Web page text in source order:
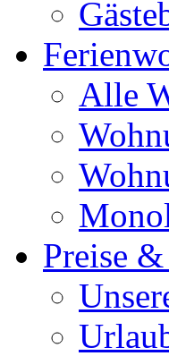
Alle
Preise